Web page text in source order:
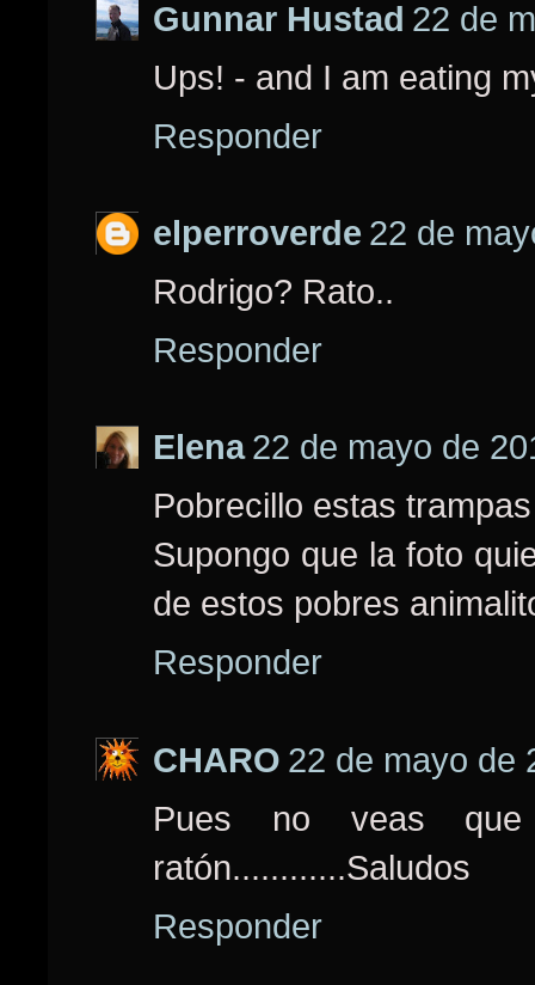
Gunnar Hustad 22 de
Ups! - and I am eating
Responder
elperroverde 22 de
Rodrigo? Rato..
Responder
Elena 22 de mayo de
Pobrecillo estas
Supongo que la foto
de estos pobres
Responder
CHARO 22 de mayo de
Pues no veas
ratón............Saludos
Responder